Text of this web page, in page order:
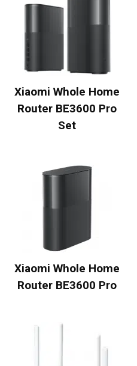
Xiaomi Whole Home
Router BE3600 Pro
Set
Xiaomi Whole Home
Router BE3600 Pro